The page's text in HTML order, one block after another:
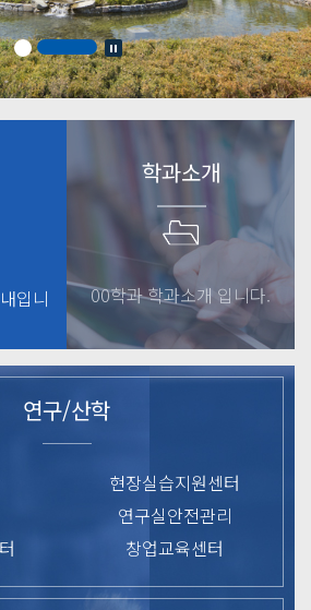
입니
학과소개
00학과 학과소개 입니다.
연구/산학
현장실습지원센터
연구실안전관리
창업교육센터